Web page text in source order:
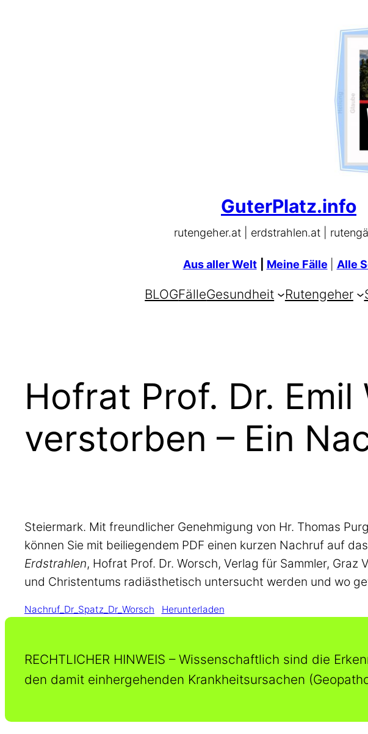
GuterPlatz.info
rutengeher.at | erdstrahlen.at |
Aus aller Welt Meine Fälle Alle
BLOGFälleGesundheit Rutengeher
Hofrat Prof. Dr. Emil
verstorben – Ein
Steiermark. Mit freundlicher Genehmigung von Hr. Thomas
können Sie mit beiliegendem PDF einen kurzen Nachruf auf
Erdstrahlen, Hofrat Prof. Dr. Worsch, Verlag für Sammler,
und Christentums radiästhetisch untersucht werden und wo
Nachruf_Dr_Spatz_Dr_Worsch Herunterladen
RECHTLICHER HINWEIS – Wissenschaftlich sind die
den damit einhergehenden Krankheitsursachen